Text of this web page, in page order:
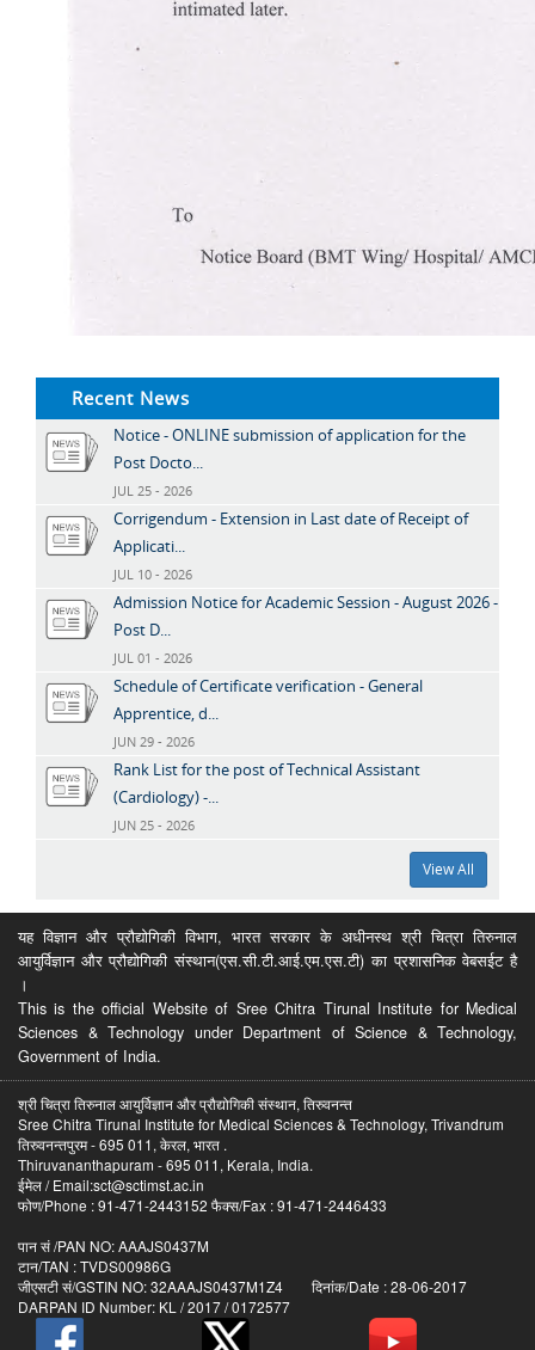
Recent News
Notice - ONLINE submission of application for the
Post Docto...
JUL 25 - 2026
Corrigendum - Extension in Last date of Receipt of
Applicati...
JUL 10 - 2026
Admission Notice for Academic Session - August 2026 -
Post D...
JUL 01 - 2026
Schedule of Certificate verification - General
Apprentice, d...
JUN 29 - 2026
Rank List for the post of Technical Assistant
(Cardiology) -...
JUN 25 - 2026
View All
यह विज्ञान और प्रौद्योगिकी विभाग, भारत सरकार के अधीनस्थ श्री चित्रा तिरुनाल
आयुर्विज्ञान और प्रौद्योगिकी संस्थान(एस.सी.टी.आई.एम.एस.टी) का प्रशासनिक वेबसईट है
।
This is the official Website of Sree Chitra Tirunal Institute for Medical
Sciences & Technology under Department of Science & Technology,
Government of India.
श्री चित्रा तिरुनाल आयुर्विज्ञान और प्रौद्योगिकी संस्थान, तिरुवनन्त
Sree Chitra Tirunal Institute for Medical Sciences & Technology, Trivandrum
तिरुवनन्तपुरम - 695 011, केरल, भारत .
Thiruvananthapuram - 695 011, Kerala, India.
ईमेल / Email:sct@sctimst.ac.in
फोण/Phone : 91-471-2443152 फैक्स/Fax : 91-471-2446433
पान सं /PAN NO: AAAJS0437M
टान/TAN : TVDS00986G
जीएसटी सं/GSTIN NO: 32AAAJS0437M1Z4 दिनांक/Date : 28-06-2017
DARPAN ID Number: KL / 2017 / 0172577